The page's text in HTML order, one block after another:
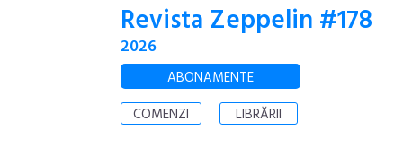
Revista Zeppelin #178
2026
ABONAMENTE
COMENZI
LIBRĂRII